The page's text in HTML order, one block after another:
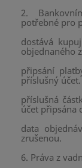
2.
potřebné pro
dostává
objednaného
připsání
příslušný
příslušná
účet připsána
data
zrušenou.
6. Práva z